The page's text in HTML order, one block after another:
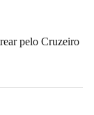
pelo Cruzeiro